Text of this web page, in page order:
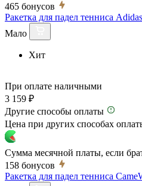
465 бонусов
Ракетка для падел тенниса
Мало
Хит
При оплате наличными
3 159 ₽
Другие способы оплаты
Цена при других способах
Сумма месячной платы, если
158 бонусов
Ракетка для падел тенниса